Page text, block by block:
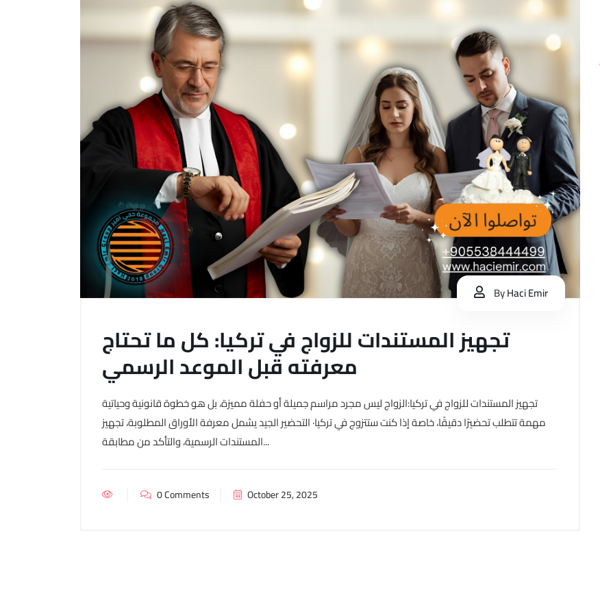
ByHaci Emir
تجهيز المستندات للزواج في تركيا: كل ما تحتاج
معرفته قبل الموعد الرسمي
تجهيز المستندات للزواج في تركيا:الزواج ليس مجرد مراسم جميلة أو حفلة مميزة، بل هو خطوة قانونية وحياتية
مهمة تتطلب تحضيرًا دقيقًا، خاصة إذا كنت ستتزوج في تركيا· التحضير الجيد يشمل معرفة الأوراق المطلوبة، تجهيز
المستندات الرسمية، والتأكد من مطابقة...
0 Comments October 25, 2025